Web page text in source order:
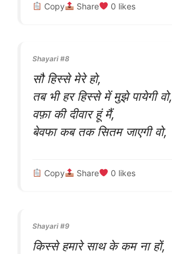
Copy Share 0 likes
Shayari #8
सौ हिस्से मेरे हो,
तब भी हर हिस्से में मुझे पायेगी वो,
वफ़ा की दीवार हूं मैं,
बेवफा कब तक सितम जाएगी वो,
Copy Share 0 likes
Shayari #9
किस्से हमारे साथ के कम ना हों,